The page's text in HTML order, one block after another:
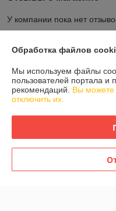
У компании пока нет
О нас
Контакты
График работы
Обработка файлов
Мы используем файлы
пользователей портала и
рекомендаций. Вы можете
отключить их.